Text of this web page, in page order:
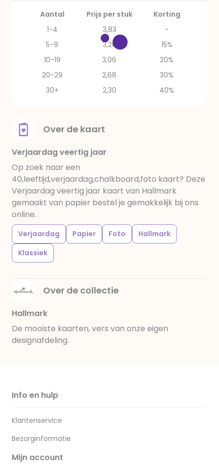
Aantal Prijs per stuk
Korting
1-4
3,83
-
5-9
3,26
15%
10-19
3,06
20%
20-29
2,68
30%
30+
2,30 40%
Over de kaart
Verjaardag veertig jaar
Op zoek naar een
40,leeftijd,verjaardag,chalkboard,foto kaart? Deze
Verjaardag veertig jaar kaart van Hallmark
gemaakt van papier bestel je gemakkelijk bij ons
online.
Verjaardag Papier Foto
Hallmark
Klassiek
Over de collectie
Hallmark
De mooiste kaarten, vers van onze eigen
designafdeling.
Info en hulp
Klantenservice
Bezorginformatie
Mijn account